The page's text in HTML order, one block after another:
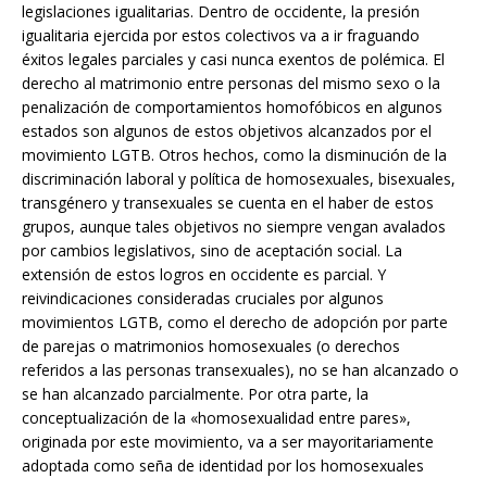
legislaciones igualitarias. Dentro de occidente, la presión
igualitaria ejercida por estos colectivos va a ir fraguando
éxitos legales parciales y casi nunca exentos de polémica. El
derecho al matrimonio entre personas del mismo sexo o la
penalización de comportamientos homofóbicos en algunos
estados son algunos de estos objetivos alcanzados por el
movimiento LGTB. Otros hechos, como la disminución de la
discriminación laboral y política de homosexuales, bisexuales,
transgénero y transexuales se cuenta en el haber de estos
grupos, aunque tales objetivos no siempre vengan avalados
por cambios legislativos, sino de aceptación social. La
extensión de estos logros en occidente es parcial. Y
reivindicaciones consideradas cruciales por algunos
movimientos LGTB, como el derecho de adopción por parte
de parejas o matrimonios homosexuales (o derechos
referidos a las personas transexuales), no se han alcanzado o
se han alcanzado parcialmente. Por otra parte, la
conceptualización de la «homosexualidad entre pares»,
originada por este movimiento, va a ser mayoritariamente
adoptada como seña de identidad por los homosexuales